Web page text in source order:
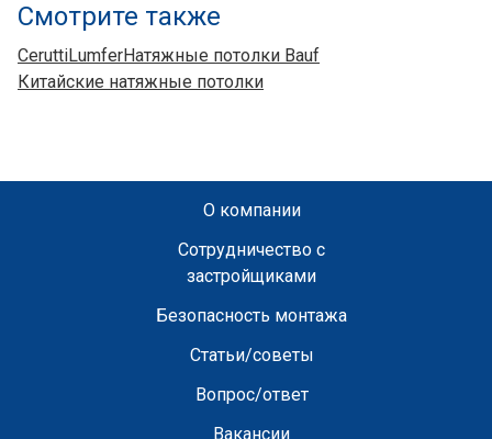
Смотрите также
CeruttiLumferНатяжные потолки Bauf
Китайские натяжные потолки
О компании
Сотрудничество с
застройщиками
Безопасность монтажа
Статьи/советы
Вопрос/ответ
Вакансии